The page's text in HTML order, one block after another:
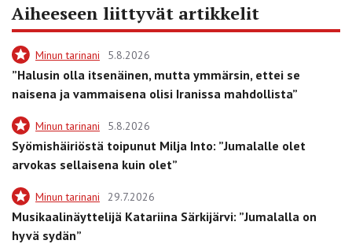
Aiheeseen liittyvät artikkelit
Minun tarinani 5.8.2026
”Halusin olla itsenäinen, mutta ymmärsin, ettei se
naisena ja vammaisena olisi Iranissa mahdollista”
Minun tarinani 5.8.2026
Syömishäiriöstä toipunut Milja Into: ”Jumalalle olet
arvokas sellaisena kuin olet”
Minun tarinani 29.7.2026
Musikaalinäyttelijä Katariina Särkijärvi: ”Jumalalla on
hyvä sydän”